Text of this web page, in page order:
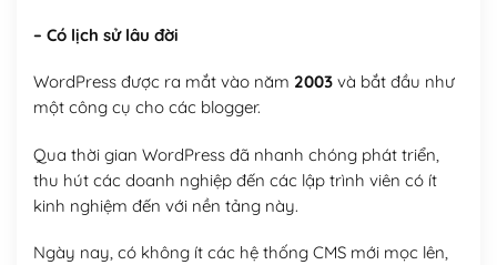
– Có lịch sử lâu đời
WordPress được ra mắt vào năm 2003và bắt đầu như
một công cụ cho các blogger.
Qua thời gian WordPress đã nhanh chóng phát triển,
thu hút các doanh nghiệp đến các lập trình viên có ít
kinh nghiệm đến với nền tảng này.
Ngày nay, có không ít các hệ thống CMS mới mọc lên,